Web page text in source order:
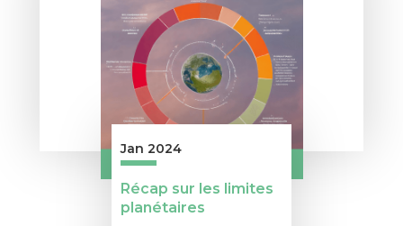
Jan 2024
Récap sur les limites
planétaires